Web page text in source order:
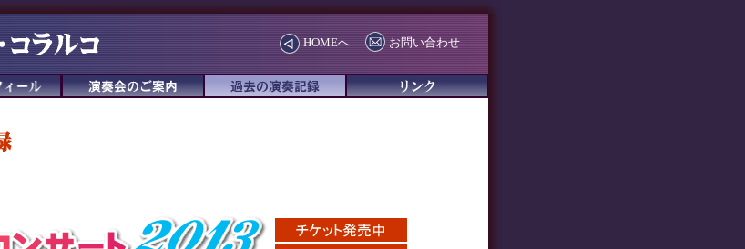
HOMEへ お問い合わせ